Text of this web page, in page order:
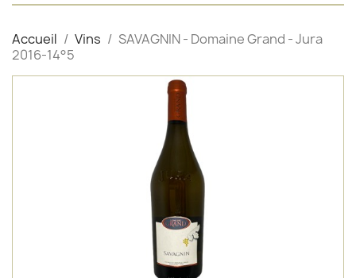
Accueil Vins
SAVAGNIN - Domaine Grand - Jura
2016-14°5